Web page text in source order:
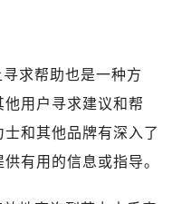
求帮助也是一种方
用户寻求建议和帮
和其他品牌有深入了
有用的信息或指导。